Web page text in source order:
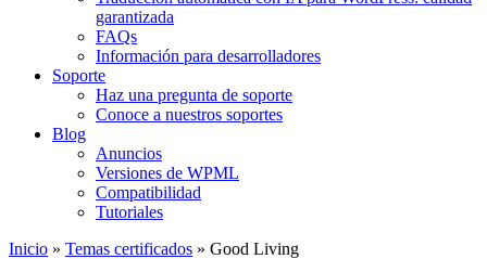
garantizada
FAQs
Información para desarrolladores
Soporte
Haz una pregunta de soporte
Conoce a nuestros soportes
Blog
Anuncios
Versiones de WPML
Compatibilidad
Tutoriales
Inicio » Temas certificados » Good Living